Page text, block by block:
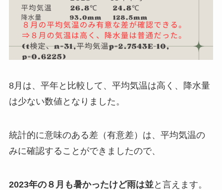
8月は、平年と比較して、平均気温は高く、降水量
は少ない数値となりました。
統計的に意味のある差（有意差）は、平均気温の
みに確認することができましたので、
2023年の８月も暑かったけど雨は並と言えます。